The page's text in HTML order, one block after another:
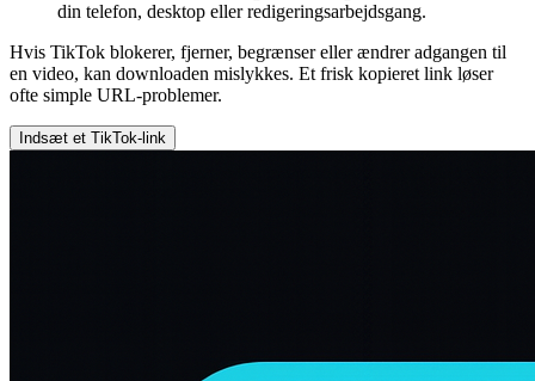
din telefon, desktop eller redigeringsarbejdsgang.
Hvis TikTok blokerer, fjerner, begrænser eller ændrer adgangen til
en video, kan downloaden mislykkes. Et frisk kopieret link løser
ofte simple URL-problemer.
Indsæt et TikTok-link